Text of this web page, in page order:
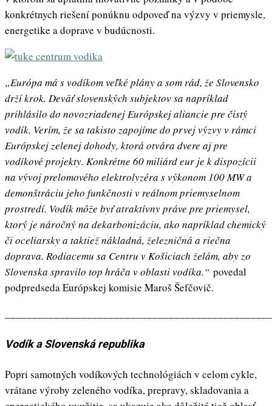
konkrétnych riešení ponúknu odpoveď na výzvy v priemysle,
energetike a doprave v budúcnosti.
„Európa má s vodíkom veľké plány a som rád, že Slovensko
drží krok. Deväť slovenských subjektov sa napríklad
prihlásilo do novozriadenej Európskej aliancie pre čistý
vodík. Verím, že sa takisto zapojíme do prvej výzvy v rámci
Európskej zelenej dohody, ktorá otvára dvere aj pre
vodíkové projekty. Konkrétne 60 miliárd eur je k dispozícii
na vývoj prelomového elektrolyzéra s výkonom 100 MW a
demonštráciu jeho funkčnosti v reálnom priemyselnom
prostredí. Vodík môže byť atraktívny práve pre priemysel,
ktorý je náročný na dekarbonizáciu, ako napríklad chemický
či oceliarsky a taktiež nákladná, železničná a riečna
doprava. Rodiacemu sa Centru v Košiciach želám, aby zo
Slovenska spravilo top hráča v oblasti vodíka.“ povedal
podpredseda Európskej komisie Maroš Šefčovič.
Vodík a Slovenská republika
Popri samotných vodíkových technológiách v celom cykle,
vrátane výroby zeleného vodíka, prepravy, skladovania a